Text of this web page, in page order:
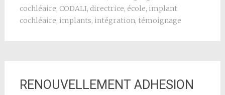
cochléaire, CODALI, directrice, école, implant
cochléaire, implants, intégration, témoignage
RENOUVELLEMENT ADHESION